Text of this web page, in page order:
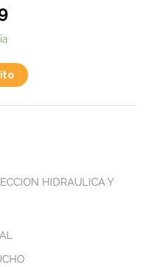
$142.09.
HIDRAULICA Y